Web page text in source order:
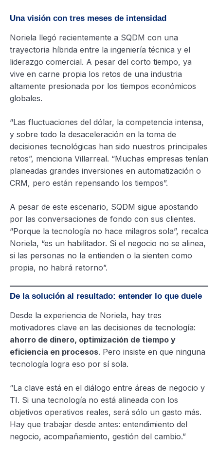
Una visión con tres meses de intensidad
Noriela llegó recientemente a SQDM con una
trayectoria híbrida entre la ingeniería técnica y el
liderazgo comercial. A pesar del corto tiempo, ya
vive en carne propia los retos de una industria
altamente presionada por los tiempos económicos
globales.
“Las fluctuaciones del dólar, la competencia intensa,
y sobre todo la desaceleración en la toma de
decisiones tecnológicas han sido nuestros principales
retos”, menciona Villarreal. “Muchas empresas tenían
planeadas grandes inversiones en automatización o
CRM, pero están repensando los tiempos”.
A pesar de este escenario, SQDM sigue apostando
por las conversaciones de fondo con sus clientes.
“Porque la tecnología no hace milagros sola”, recalca
Noriela, “es un habilitador. Si el negocio no se alinea,
si las personas no la entienden o la sienten como
propia, no habrá retorno”.
De la solución al resultado: entender lo que duele
Desde la experiencia de Noriela, hay tres
motivadores clave en las decisiones de tecnología:
ahorro de dinero, optimización de tiempo y
eficiencia en procesos. Pero insiste en que ninguna
tecnología logra eso por sí sola.
“La clave está en el diálogo entre áreas de negocio y
TI. Si una tecnología no está alineada con los
objetivos operativos reales, será sólo un gasto más.
Hay que trabajar desde antes: entendimiento del
negocio, acompañamiento, gestión del cambio.”